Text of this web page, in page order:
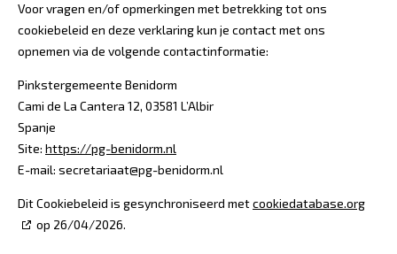
Voor vragen en/of opmerkingen met betrekking tot ons
cookiebeleid en deze verklaring kun je contact met ons
opnemen via de volgende contactinformatie:
Pinkstergemeente Benidorm
Cami de La Cantera 12, 03581 L’Albir
Spanje
Site: https://pg-benidorm.nl
E-mail: secretariaat@pg-benidorm.nl
Dit Cookiebeleid is gesynchroniseerd metcookiedatabase.org
op 26/04/2026.